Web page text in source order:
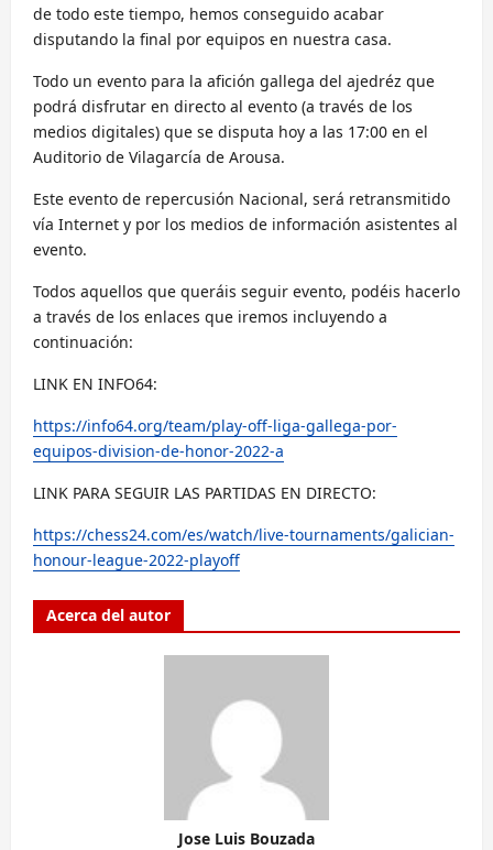
de todo este tiempo, hemos conseguido acabar
disputando la final por equipos en nuestra casa.
Todo un evento para la afición gallega del ajedréz que
podrá disfrutar en directo al evento (a través de los
medios digitales) que se disputa hoy a las 17:00 en el
Auditorio de Vilagarcía de Arousa.
Este evento de repercusión Nacional, será retransmitido
vía Internet y por los medios de información asistentes al
evento.
Todos aquellos que queráis seguir evento, podéis hacerlo
a través de los enlaces que iremos incluyendo a
continuación:
LINK EN INFO64:
https://info64.org/team/play-off-liga-gallega-por-
equipos-division-de-honor-2022-a
LINK PARA SEGUIR LAS PARTIDAS EN DIRECTO:
https://chess24.com/es/watch/live-tournaments/galician-
honour-league-2022-playoff
Acerca del autor
Jose Luis Bouzada